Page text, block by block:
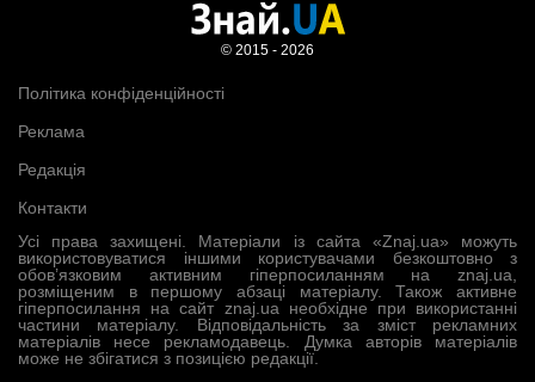
Усі права захищені. Матеріали із сайта «Znaj.ua» можуть
використовуватися іншими користувачами безкоштовно з
обов’язковим активним гіперпосиланням на znaj.ua,
розміщеним в першому абзаці матеріалу. Також активне
гіперпосилання на сайт znaj.ua необхідне при використанні
частини матеріалу. Відповідальність за зміст рекламних
матеріалів несе рекламодавець. Думка авторів матеріалів
може не збігатися з позицією редакції.
Політика конфіденційності
Реклама
Редакція
Контакти
© 2015 - 2026